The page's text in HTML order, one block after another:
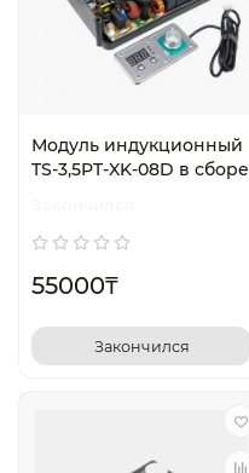
Модуль индукционный
TS-3,5PT-XK-08D в сборе
55000₸
Закончился